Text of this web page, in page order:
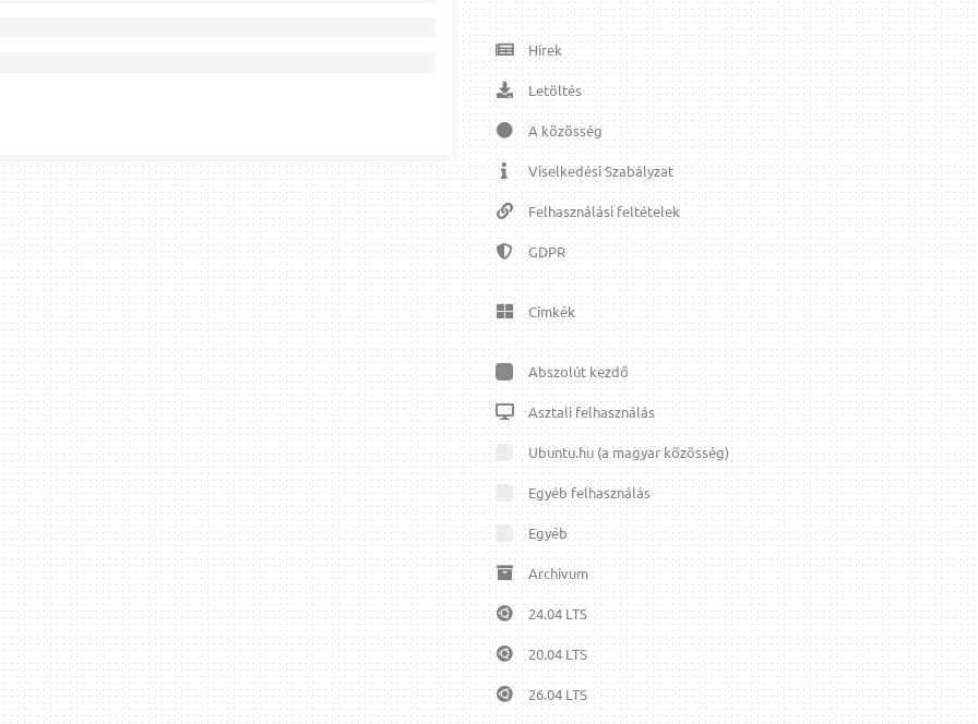
Hírek
Letöltés
A közösség
Viselkedési Szabályzat
Felhasználási feltételek
GDPR
Címkék
Abszolút kezdő
Asztali felhasználás
Ubuntu.hu (a magyar közösség)
Egyéb felhasználás
Egyéb
Archívum
24.04 LTS
20.04 LTS
26.04 LTS